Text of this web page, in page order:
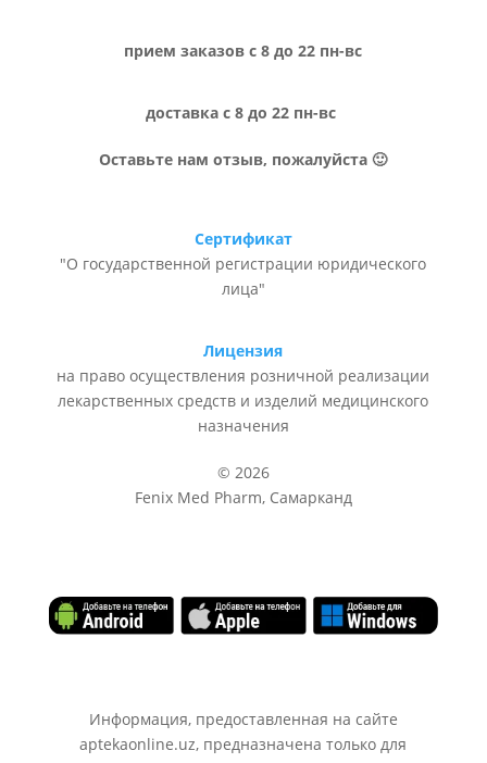
прием заказов с 8 до 22 пн-вс
доставка с 8 до 22 пн-вс
Оставьте нам отзыв, пожалуйста 🙂
Сертификат
"О государственной регистрации юридического
лица"
Лицензия
на право осуществления розничной реализации
лекарственных средств и изделий медицинского
назначения
© 2026
Fenix Med Pharm, Самарканд
Информация, предоставленная на сайте
aptekaonline.uz, предназначена только для